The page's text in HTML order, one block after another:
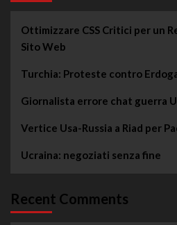
Ottimizzare CSS Critici per un
Sito Web
Turchia: Proteste contro
Giornalista errore chat guerra
Vertice Usa-Russia a Riad per
Ucraina: negoziati senza fine
Recent Comments